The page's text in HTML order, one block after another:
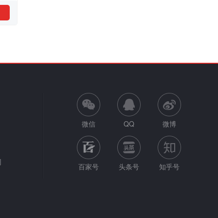
微信 QQ 微博
百家号 头条号 知乎号